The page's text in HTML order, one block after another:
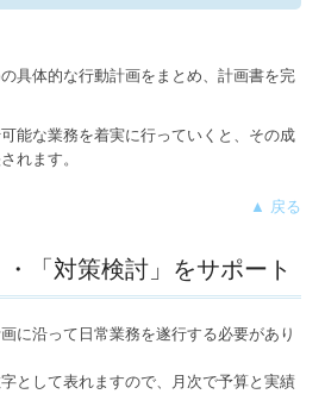
具体的な行動計画をまとめ、計画書を完
能な業務を着実に行っていくと、その成
れます。
▲ 戻る
・「対策検討」をサポート
に沿って日常業務を遂行する必要があり
として表れますので、月次で予算と実績